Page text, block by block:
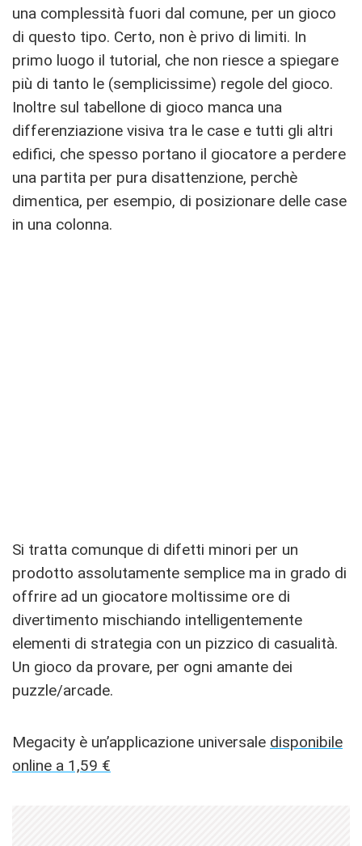
una complessità fuori dal comune, per un gioco
di questo tipo. Certo, non è privo di limiti. In
primo luogo il tutorial, che non riesce a spiegare
più di tanto le (semplicissime) regole del gioco.
Inoltre sul tabellone di gioco manca una
differenziazione visiva tra le case e tutti gli altri
edifici, che spesso portano il giocatore a perdere
una partita per pura disattenzione, perchè
dimentica, per esempio, di posizionare delle case
in una colonna.
Si tratta comunque di difetti minori per un
prodotto assolutamente semplice ma in grado di
offrire ad un giocatore moltissime ore di
divertimento mischiando intelligentemente
elementi di strategia con un pizzico di casualità.
Un gioco da provare, per ogni amante dei
puzzle/arcade.
Megacity è un’applicazione universale disponibile
online a 1,59 €